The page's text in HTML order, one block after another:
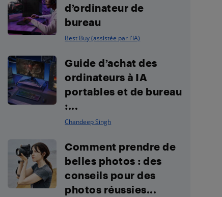
d’ordinateur de
bureau
Best Buy (assistée par l'IA)
Guide d’achat des
ordinateurs à IA
portables et de bureau
:...
Chandeep Singh
Comment prendre de
belles photos : des
conseils pour des
photos réussies...